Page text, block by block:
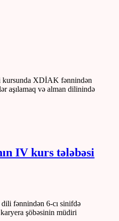
kursunda XDİAK fənnindən
aşılamaq və alman dilinində
IV kurs tələbəsi
fənnindən 6-cı sinifdə
şöbəsinin müdiri